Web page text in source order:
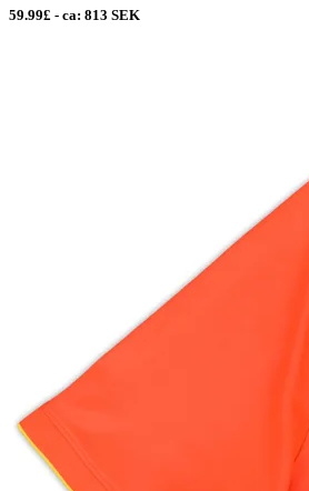
59.99£ - ca: 813 SEK